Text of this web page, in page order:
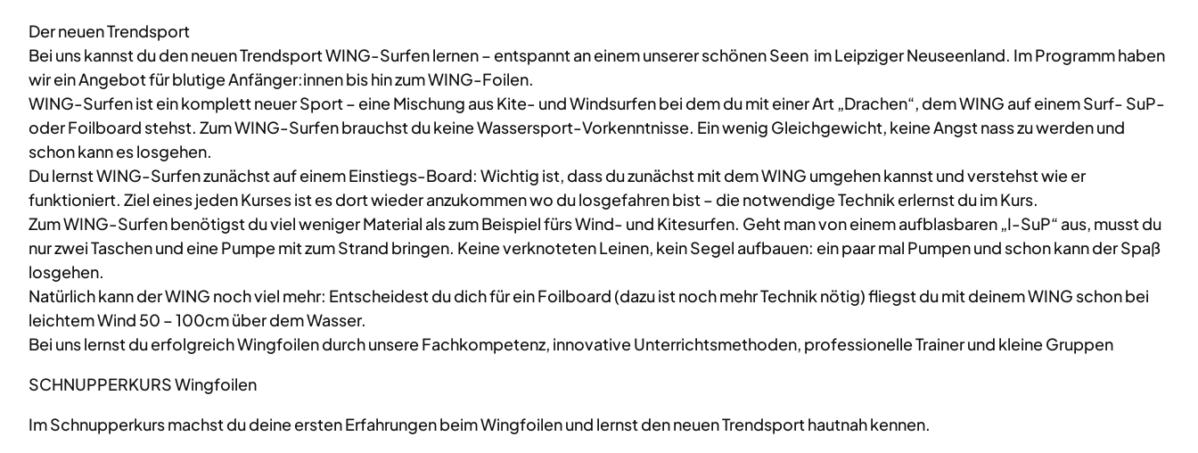
Der neuen Trendsport
Bei uns kannst du den neuen Trendsport WING-Surfen lernen – entspannt an einem unserer schönen Seen im Leipziger Neuseenland. Im Programm haben
wir ein Angebot für blutige Anfänger:innen bis hin zum WING-Foilen.
WING-Surfen ist ein komplett neuer Sport – eine Mischung aus Kite- und Windsurfen bei dem du mit einer Art „Drachen“, dem WING auf einem Surf- SuP-
oder Foilboard stehst. Zum WING-Surfen brauchst du keine Wassersport-Vorkenntnisse. Ein wenig Gleichgewicht, keine Angst nass zu werden und
schon kann es losgehen.
Du lernst WING-Surfen zunächst auf einem Einstiegs-Board: Wichtig ist, dass du zunächst mit dem WING umgehen kannst und verstehst wie er
funktioniert. Ziel eines jeden Kurses ist es dort wieder anzukommen wo du losgefahren bist – die notwendige Technik erlernst du im Kurs.
Zum WING-Surfen benötigst du viel weniger Material als zum Beispiel fürs Wind- und Kitesurfen. Geht man von einem aufblasbaren „I-SuP“ aus, musst du
nur zwei Taschen und eine Pumpe mit zum Strand bringen. Keine verknoteten Leinen, kein Segel aufbauen: ein paar mal Pumpen und schon kann der Spaß
losgehen.
Natürlich kann der WING noch viel mehr: Entscheidest du dich für ein Foilboard (dazu ist noch mehr Technik nötig) fliegst du mit deinem WING schon bei
leichtem Wind 50 – 100cm über dem Wasser.
Bei uns lernst du erfolgreich Wingfoilen durch unsere Fachkompetenz, innovative Unterrichtsmethoden, professionelle Trainer und kleine Gruppen
SCHNUPPERKURS Wingfoilen
Im Schnupperkurs machst du deine ersten Erfahrungen beim Wingfoilen und lernst den neuen Trendsport hautnah kennen.